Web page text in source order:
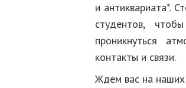
и антиквариата*.
студентов,
проникнуться
контакты и связи.
Ждем вас на наших